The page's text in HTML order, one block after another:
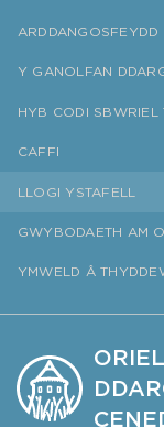
ARDDANGOSFEYDD
Y GANOLFAN
HYB CODI SBWRIEL
CAFFI
LLOGI YSTAFELL
GWYBODAETH AM
YMWELD Â